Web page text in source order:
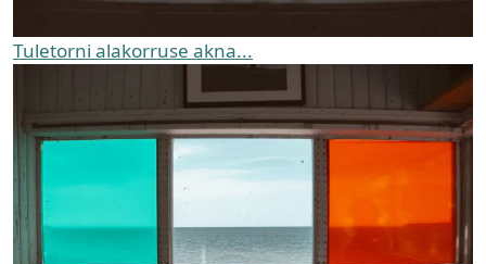
Tuletorni alakorruse akna...